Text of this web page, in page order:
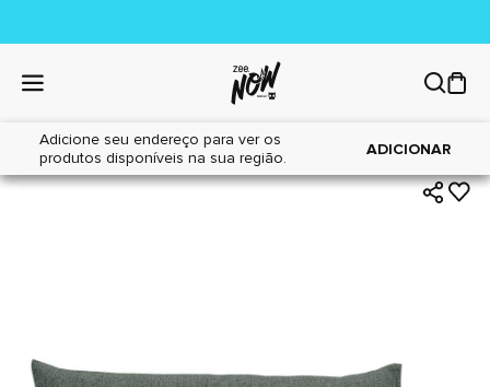
Adicione seu endereço para ver os
produtos disponíveis na sua região.
ADICIONAR
Home|Cães|Brinquedos